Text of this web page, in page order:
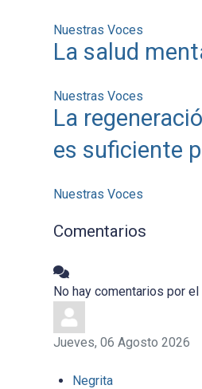
Nuestras Voces
La salud
Nuestras Voces
La
es suficiente
Nuestras Voces
Comentarios
No hay comentarios por
Jueves, 06 Agosto 2026
Negrita